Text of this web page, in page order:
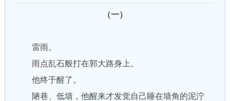
（一）
雷雨。
雨点乱石般打在郭大路身上。
他终于醒了。
陋巷、低墙，他醒来才发觉自己睡在墙角的泥泞